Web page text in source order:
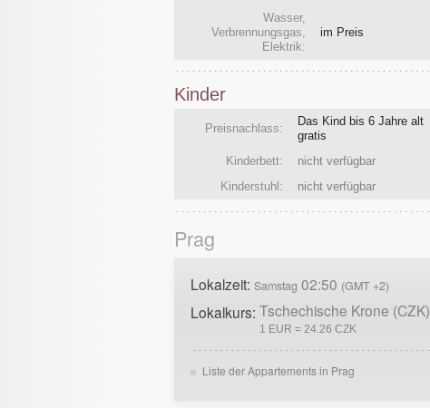
Wasser,
Verbrennungsgas,
Elektrik:
im Preis
Kinder
Preisnachlass:
Das Kind bis 6 Jahre alt
gratis
Kinderbett:
nicht verfügbar
Kinderstuhl:
nicht verfügbar
Prag
Lokalzeit: Samstag 02:50 (GMT +2)
Lokalkurs: Tschechische Krone (CZK)
1 EUR = 24.26 CZK
Liste der Appartements in Prag